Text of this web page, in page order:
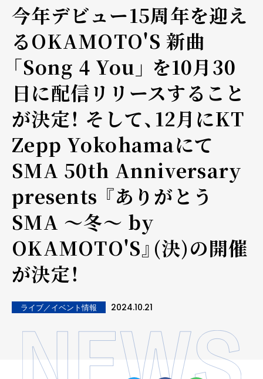
今年デビュー15周年を迎え
るOKAMOTO'S 新曲
「Song 4 You」 を10月30
日に配信リリースすること
が決定！ そして、12月にKT
Zepp Yokohamaにて
SMA 50th Anniversary
presents 『ありがとう
SMA ～冬～ by
OKAMOTO'S』(決)の開催
が決定！
ライブ／イベント情報 2024.10.21